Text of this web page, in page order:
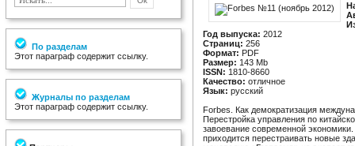
По разделам
Этот параграф содержит ссылку.
Журналы по разделам
Этот параграф содержит ссылку.
Год выпуска: 2012
Страниц: 256
Формат: PDF
Размер: 143 Mb
ISSN: 1810-8660
Качество: отличное
Язык: русский
Forbes. Как демократизация
Перестройка управления по
завоевание современной
приходится перестраивать новые